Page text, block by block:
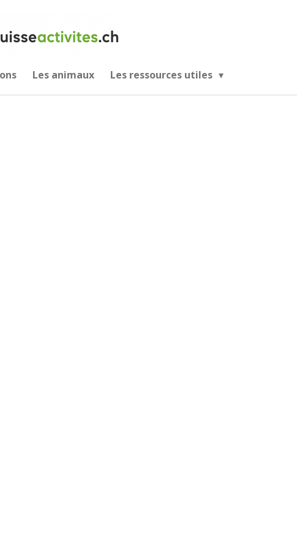
Les animaux Les ressources utiles